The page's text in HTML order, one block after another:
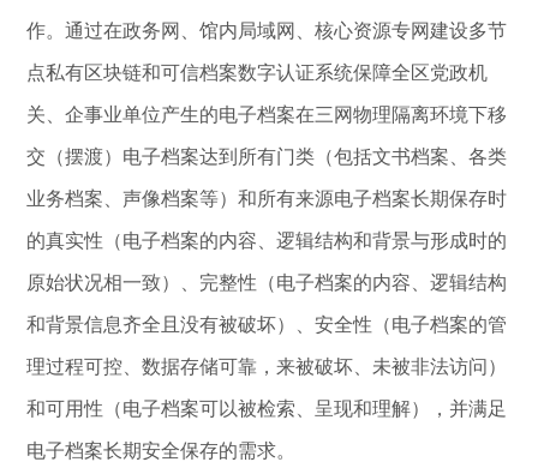
作。通过在政务网、馆内局域网、核心资源专网建设多节
点私有区块链和可信档案数字认证系统保障全区党政机
关、企事业单位产生的电子档案在三网物理隔离环境下移
交（摆渡）电子档案达到所有门类（包括文书档案、各类
业务档案、声像档案等）和所有来源电子档案长期保存时
的真实性（电子档案的内容、逻辑结构和背景与形成时的
原始状况相一致）、完整性（电子档案的内容、逻辑结构
和背景信息齐全且没有被破坏）、安全性（电子档案的管
理过程可控、数据存储可靠，来被破坏、未被非法访问）
和可用性（电子档案可以被检索、呈现和理解），并满足
电子档案长期安全保存的需求。